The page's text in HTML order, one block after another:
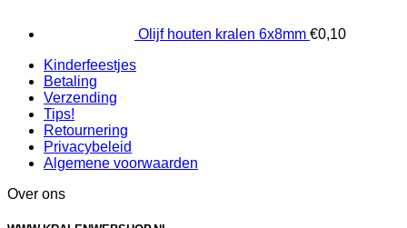
Olijf houten kralen 6x8mm €0,10
Kinderfeestjes
Betaling
Verzending
Tips!
Retournering
Privacybeleid
Algemene voorwaarden
Over ons